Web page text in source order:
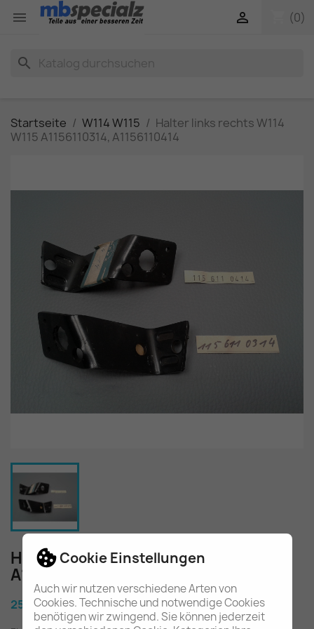
Cookie Einstellungen
Auch wir nutzen verschiedene Arten von
Cookies. Technische und notwendige Cookies
benötigen wir zwingend. Sie können jederzeit
 (0)

search
Startseite W114 W115
Halter links rechts W114
W115 A1156110314, A1156110414
Halter links rechts W114 W115
A1156110314, A1156110414
25,80 €